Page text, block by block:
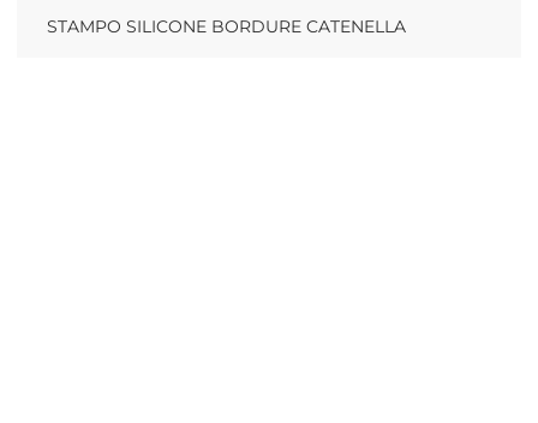
STAMPO SILICONE BORDURE CATENELLA